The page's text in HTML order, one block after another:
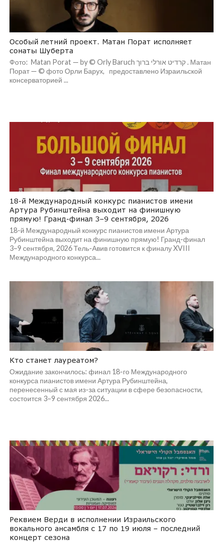
Особый летний проект. Матан Порат исполняет
сонаты Шуберта
Фото: Matan Porat — by © Orly Baruch קרדיט אורלי ברוך . Матан
Порат — © фото Орли Барух, предоставлено Израильской
консерваторией ...
18-й Международный конкурс пианистов имени
Артура Рубинштейна выходит на финишную
прямую! Гранд-финал 3–9 сентября, 2026
18-й Международный конкурс пианистов имени Артура
Рубинштейна выходит на финишную прямую! Гранд-финал
3–9 сентября, 2026 Тель-Авив готовится к финалу XVIII
Международного конкурса...
Кто станет лауреатом?
Ожидание закончилось: финал 18-го Международного
конкурса пианистов имени Артура Рубинштейна,
перенесенный с мая из-за ситуации в сфере безопасности,
состоится 3–9 сентября 2026...
Реквием Верди в исполнении Израильского
вокального ансамбля с 17 по 19 июля – последний
концерт сезона